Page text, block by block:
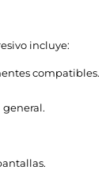
incluye:
compatibles.